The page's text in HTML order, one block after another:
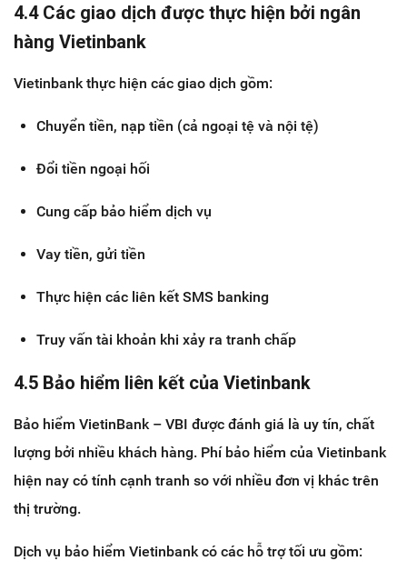
4.4 Các giao dịch được thực hiện bởi ngân
hàng Vietinbank
Vietinbank thực hiện các giao dịch gồm:
Chuyển tiền, nạp tiền (cả ngoại tệ và nội tệ)
Đổi tiền ngoại hối
Cung cấp bảo hiểm dịch vụ
Vay tiền, gửi tiền
Thực hiện các liên kết SMS banking
Truy vấn tài khoản khi xảy ra tranh chấp
4.5 Bảo hiểm liên kết của Vietinbank
Bảo hiểm VietinBank – VBI được đánh giá là uy tín, chất
lượng bởi nhiều khách hàng. Phí bảo hiểm của Vietinbank
hiện nay có tính cạnh tranh so với nhiều đơn vị khác trên
thị trường.
Dịch vụ bảo hiểm Vietinbank có các hỗ trợ tối ưu gồm: